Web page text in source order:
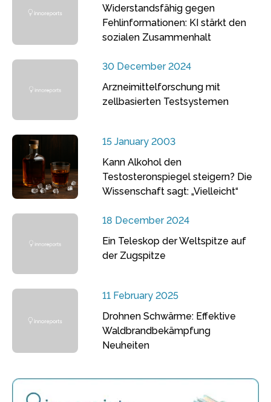
Widerstandsfähig gegen
Fehlinformationen: KI stärkt den
sozialen Zusammenhalt
30 December 2024
Arzneimittelforschung mit
zellbasierten Testsystemen
15 January 2003
Kann Alkohol den
Testosteronspiegel steigern? Die
Wissenschaft sagt: „Vielleicht“
18 December 2024
Ein Teleskop der Weltspitze auf
der Zugspitze
11 February 2025
Drohnen Schwärme: Effektive
Waldbrandbekämpfung
Neuheiten